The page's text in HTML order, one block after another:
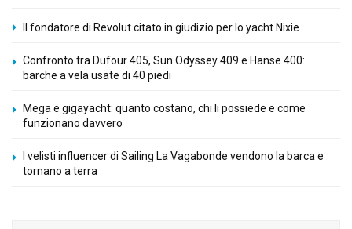
Il fondatore di Revolut citato in giudizio per lo yacht Nixie
Confronto tra Dufour 405, Sun Odyssey 409 e Hanse 400:
barche a vela usate di 40 piedi
Mega e gigayacht: quanto costano, chi li possiede e come
funzionano davvero
I velisti influencer di Sailing La Vagabonde vendono la barca e
tornano a terra